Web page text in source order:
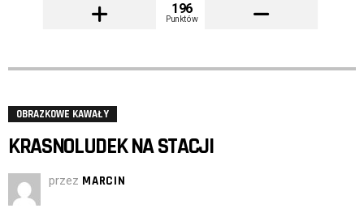
196
Punktów
OBRAZKOWE KAWAŁY
KRASNOLUDEK NA STACJI
przez MARCIN